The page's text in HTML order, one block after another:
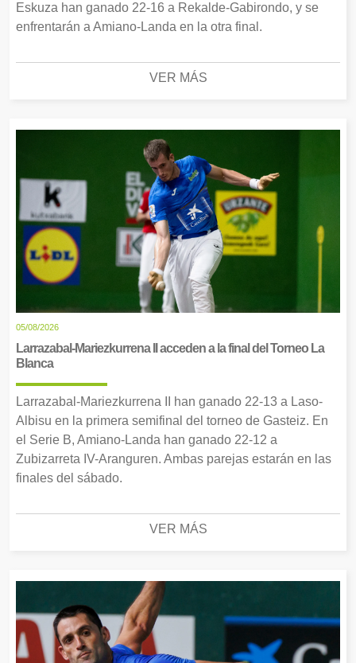
Eskuza han ganado 22-16 a Rekalde-Gabirondo, y se
enfrentarán a Amiano-Landa en la otra final.
VER MÁS
05/08/2026
Larrazabal-Mariezkurrena II acceden a la final del Torneo La
Blanca
Larrazabal-Mariezkurrena II han ganado 22-13 a Laso-
Albisu en la primera semifinal del torneo de Gasteiz. En
el Serie B, Amiano-Landa han ganado 22-12 a
Zubizarreta IV-Aranguren. Ambas parejas estarán en las
finales del sábado.
VER MÁS